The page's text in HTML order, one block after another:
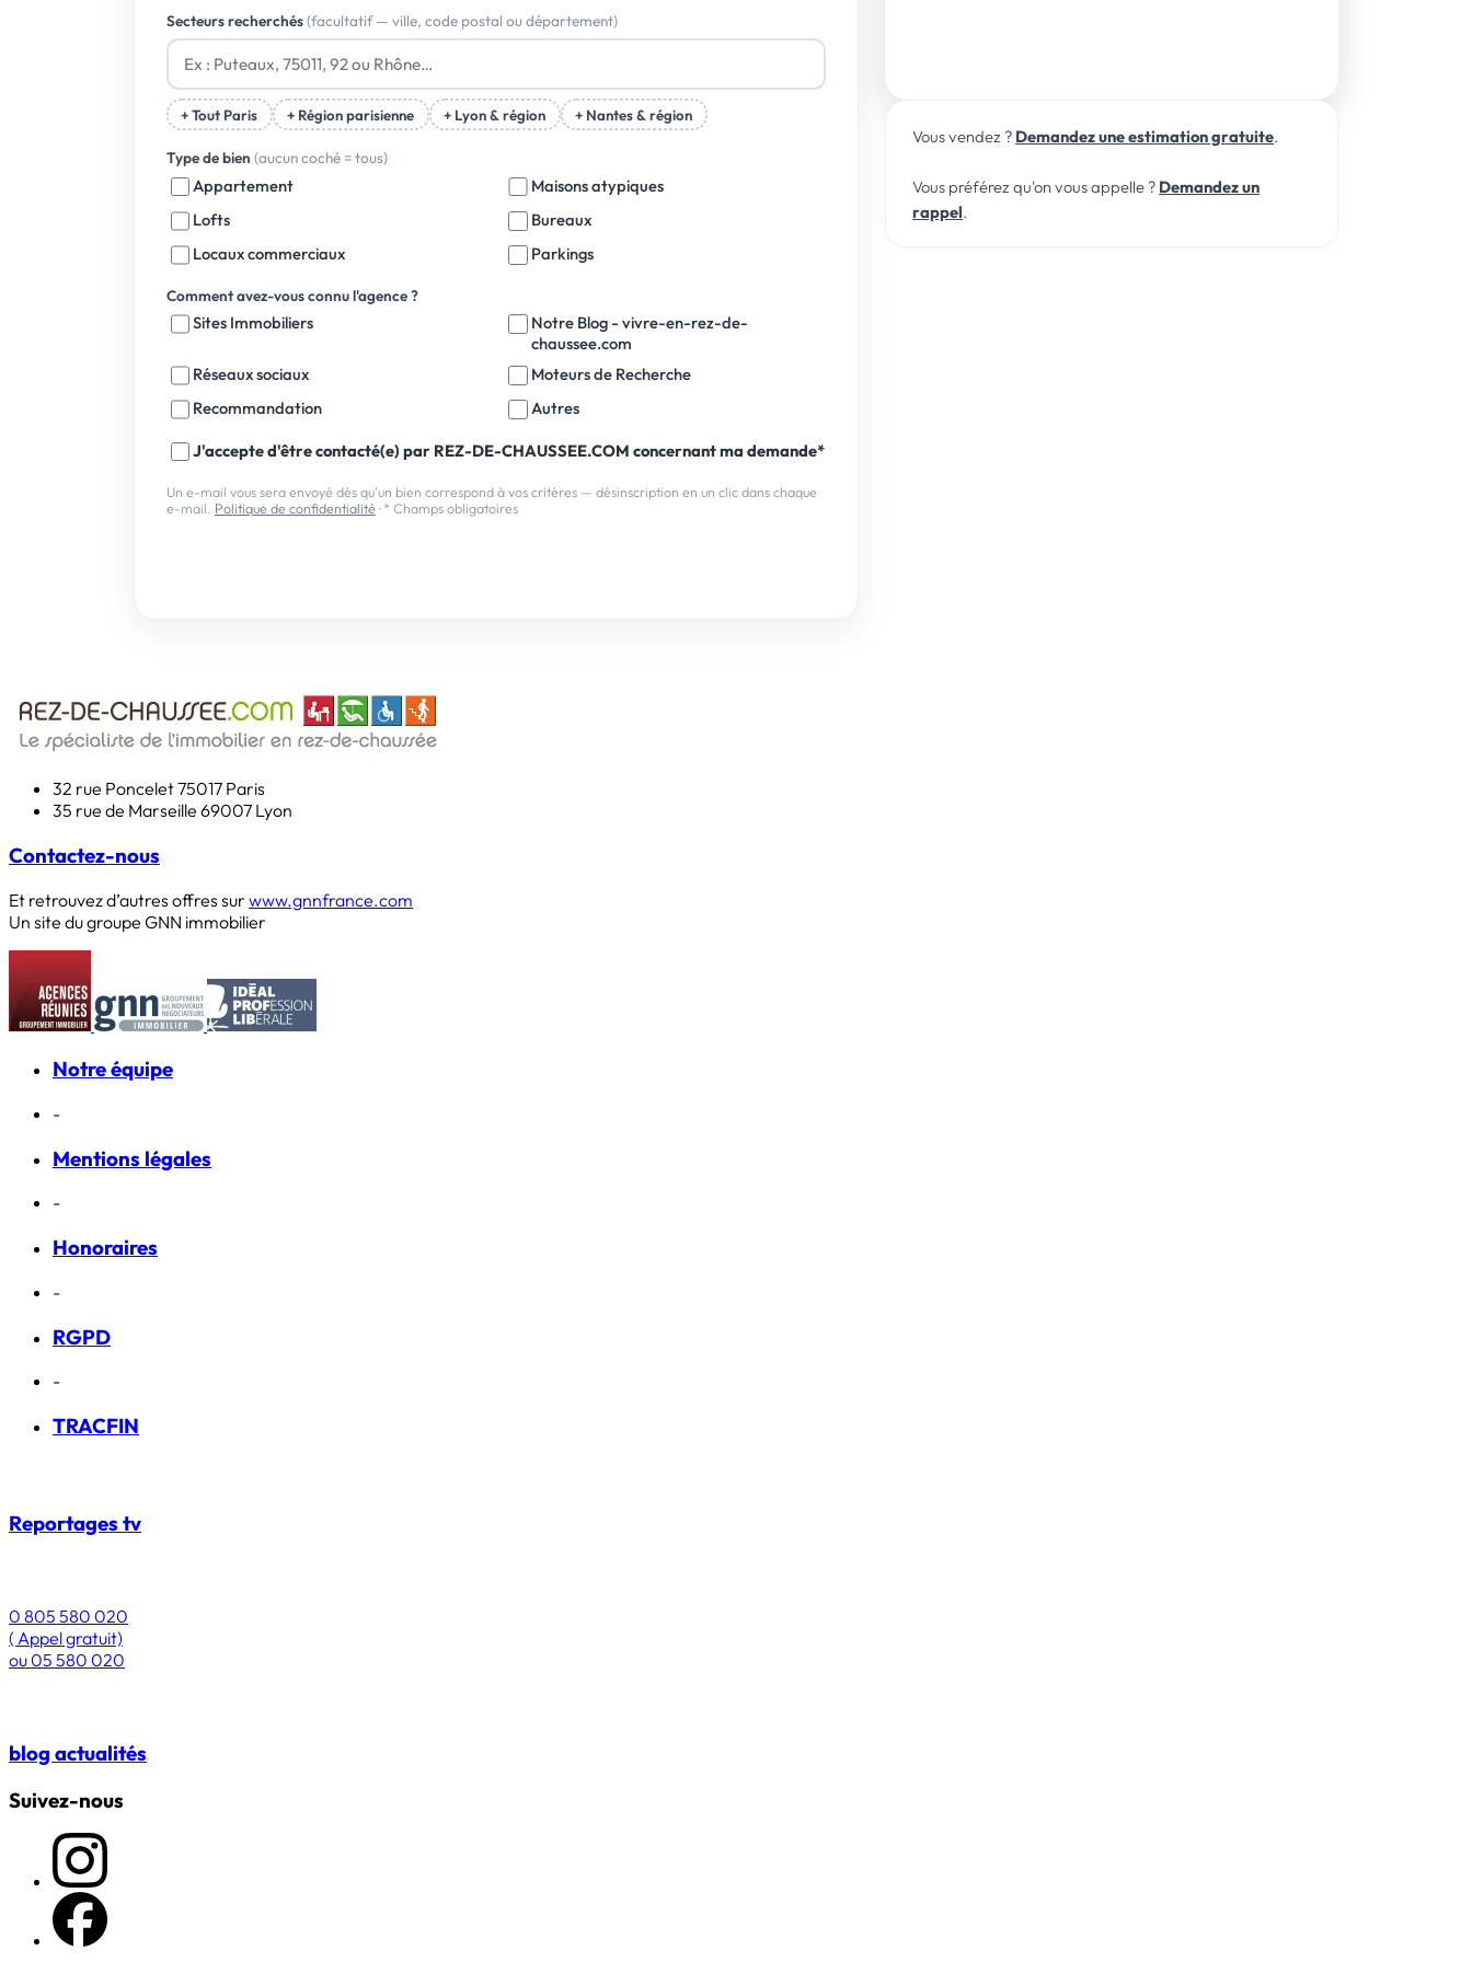
Secteurs recherchés(facultatif — ville, code postal ou département)
+ Tout Paris + Région parisienne + Lyon & région + Nantes & région
Type de bien (aucun coché = tous)
Appartement
Maisons atypiques
Lofts
Bureaux
Locaux commerciaux
Parkings
Comment avez-vous connu l'agence ?
Sites Immobiliers
Notre Blog - vivre-en-rez-de-
chaussee.com
Réseaux sociaux
Moteurs de Recherche
Recommandation
Autres
J'accepte d'être contacté(e) par REZ-DE-CHAUSSEE.COM concernant ma demande*
Un e-mail vous sera envoyé dès qu'un bien correspond à vos critères — désinscription en un clic dans chaque
e-mail. Politique de confidentialité· * Champs obligatoires
Vous vendez ? Demandez une estimation gratuite.
Vous préférez qu'on vous appelle ? Demandez un
rappel.
32 rue Poncelet75017 Paris
35 rue de Marseille 69007 Lyon
Contactez-nous
Et retrouvez d’autres offres sur www.gnnfrance.com
Un site du groupe GNN immobilier
Notre équipe
-
Mentions légales
-
Honoraires
-
RGPD
-
TRACFIN
Reportages tv
0 805 580 020
( Appel gratuit)
ou05 580 020
blog actualités
Suivez-nous